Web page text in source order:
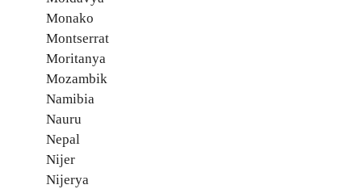
Monako
Montserrat
Moritanya
Mozambik
Namibia
Nauru
Nepal
Nijer
Nijerya